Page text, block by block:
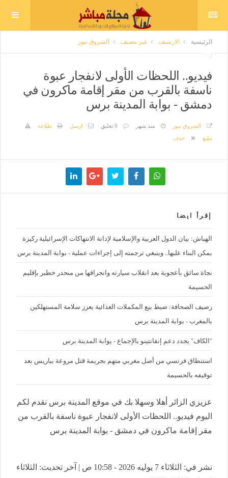
الرئيسية الارشيف غير مصنف الشروق نيوز
فيديو.. اللحظات الأولى لانفجار عبوة
ناسفة بالقرب من مقر إقامة ماكرون في
دمشق - بوابة المدينة برس
الشروق نيوز منذ شهر 0 تعليق ارسل
طباعة
تبليغ
حذف
إقرأ ايضا
الهباش: بيان الدول العربية والإسلامية لإدانة الانتهاكات الإسرائيلية ركيزة
يمكن البناء عليها.. وينبغي ترجمته إلى إجراءات عملية - بوابة المدينة برس
نجاة سائق بأعجوبة بعد انقلاب سيارته وانجرافها من منحدر خطير بإقليم
الحسيمة
رصيف الصحافة: ضبط بيع المكملات الغذائية يعزز سلامة المستهلكين
بالمغرب - بوابة المدينة برس
"الكاف" يجدد دعم إنفانتينو بالإجماع - بوابة المدينة برس
استنطاق فرنسي من أصل مغربي متهم بجريمة قتل مروعة بباريس بعد
توقيفه بالحسيمة
عزيزي الزائر أهلا وسهلا بك في موقع المدينة برس نقدم لكم
اليوم فيديو.. اللحظات الأولى لانفجار عبوة ناسفة بالقرب من
مقر إقامة ماكرون في دمشق - بوابة المدينة برس
نشر في: الثلاثاء 7 يوليه 2026 - 10:58 ص | آخر تحديث: الثلاثاء